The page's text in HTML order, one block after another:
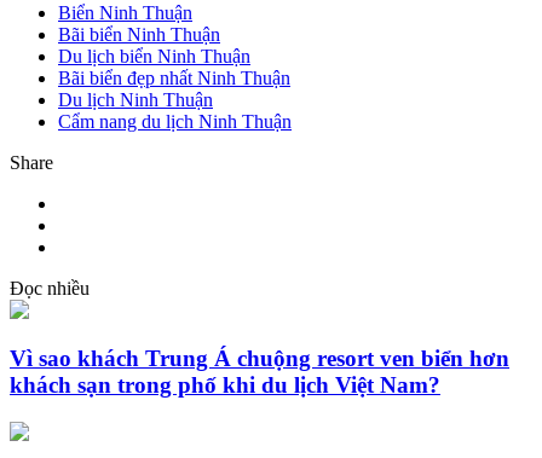
Biển Ninh Thuận
Bãi biển Ninh Thuận
Du lịch biển Ninh Thuận
Bãi biển đẹp nhất Ninh Thuận
Du lịch Ninh Thuận
Cẩm nang du lịch Ninh Thuận
Share
Đọc nhiều
Vì sao khách Trung Á chuộng resort ven biển hơn
khách sạn trong phố khi du lịch Việt Nam?